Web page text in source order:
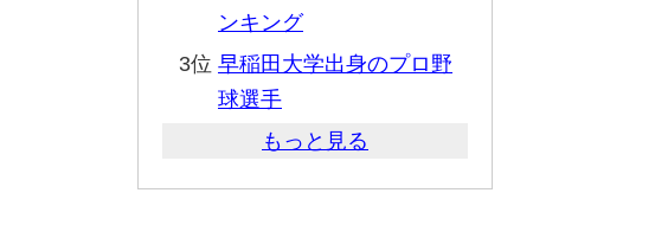
ンキング
3位 早稲田大学出身のプロ野
球選手
もっと見る